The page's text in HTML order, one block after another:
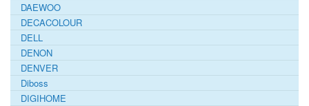
DAEWOO
DECACOLOUR
DELL
DENON
DENVER
Diboss
DIGIHOME